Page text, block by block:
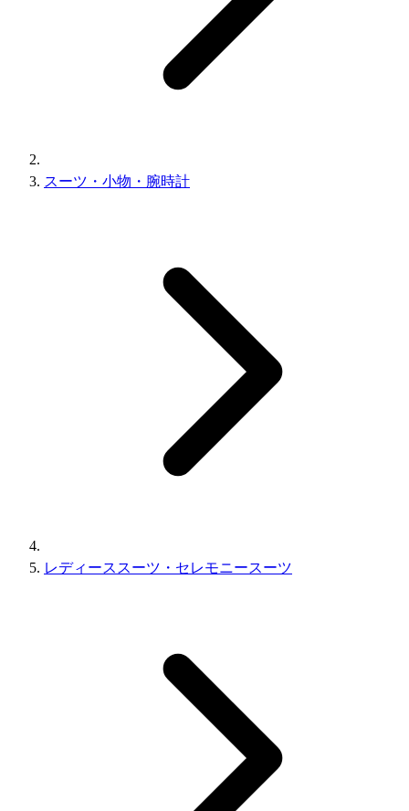
スーツ・小物・腕時計
レディーススーツ・セレモニースーツ